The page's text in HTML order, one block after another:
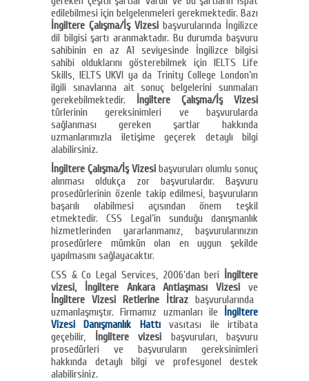
edilebilmesi için belgelenmeleri gerekmektedir. Bazı
İngiltere Çalışma/İş Vizesi başvurularında İngilizce
dil bilgisi şartı aranmaktadır. Bu durumda başvuru
sahibinin en az A1 seviyesinde İngilizce bilgisi
sahibi olduklarını gösterebilmek için IELTS Life
Skills, IELTS UKVI ya da Trinity College London’ın
ilgili sınavlarına ait sonuç belgelerini sunmaları
gerekebilmektedir.
İngiltere Çalışma/İş Vizesi
türlerinin gereksinimleri ve başvurularda
sağlanması gereken şartlar hakkında
uzmanlarımızla iletişime geçerek detaylı bilgi
alabilirsiniz.
İngiltere Çalışma/İş Vizesi başvuruları olumlu sonuç
alınması oldukça zor başvurulardır. Başvuru
prosedürlerinin özenle takip edilmesi, başvuruların
başarılı olabilmesi açısından önem teşkil
etmektedir. CSS Legal’in sunduğu danışmanlık
hizmetlerinden yararlanmanız, başvurularınızın
prosedürlere mümkün olan en uygun şekilde
yapılmasını sağlayacaktır.
CSS & Co Legal Services, 2006’dan beri İngiltere
vizesi, İngiltere Ankara Antlaşması Vizesi ve
İngiltere Vizesi Retlerine İtiraz başvurularında
uzmanlaşmıştır. Firmamız uzmanları ile İngiltere
Vizesi Danışmanlık Hattıvasıtası ile irtibata
geçebilir,
İngiltere vizesi başvuruları, başvuru
prosedürleri ve başvuruların gereksinimleri
hakkında detaylı bilgi ve profesyonel destek
alabilirsiniz.